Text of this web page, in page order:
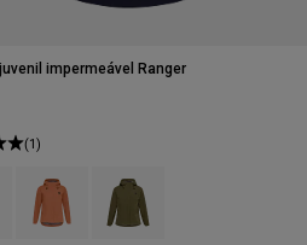
grafite.
of Sábio Verde.
impermeável Ranger
(1)
swatch type of Preto.
Product swatch type of Coral.
Product swatch type of